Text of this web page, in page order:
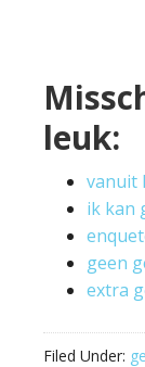
leuk:
vanuit
ik kan
geen
extra
Filed Under: